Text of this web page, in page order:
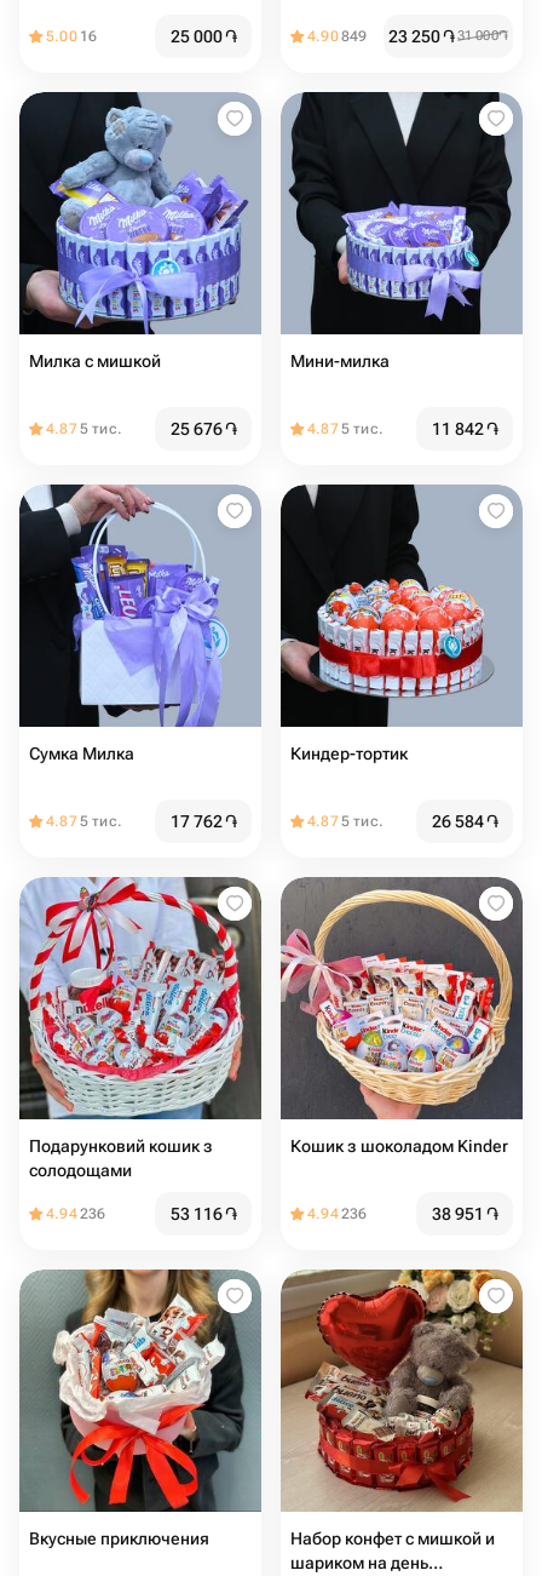
5.00 16 25 000֏ 4.90849 23 250֏31 000֏
Милка с мишкой
4.875 тис. 25 676֏
Мини-милка
4.875 тис. 11 842֏
Сумка Милка
4.875 тис. 17 762֏
Киндер-тортик
4.875 тис. 26 584֏
Подарунковий кошик з
солодощами
4.94236 53 116֏
Кошик з шоколадом Kinder
4.94236 38 951 ֏
Вкусные приключения
Набор конфет с мишкой и
шариком на день